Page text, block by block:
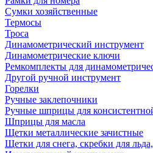
Сумки хозяйственные
Термосы
Троса
Динамометрический инструмент
Динамометрические ключи
Ремкомплекты для
Другой ручной инструмент
Горелки
Ручные заклепочники
Ручные шприцы для
Шприцы для масла
Щетки металлические зачистные
Щетки для снега, скребки для